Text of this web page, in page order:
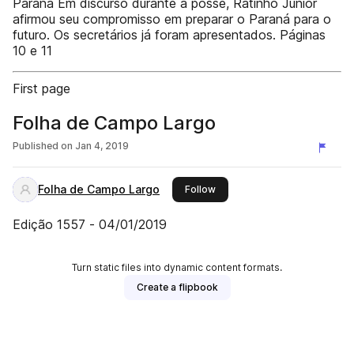
Paraná Em discurso durante a posse, Ratinho Júnior
afirmou seu compromisso em preparar o Paraná para o
futuro. Os secretários já foram apresentados. Páginas
10 e 11
First page
Folha de Campo Largo
Published on Jan 4, 2019
Folha de Campo Largo Followthis publisher
Edição 1557 - 04/01/2019
Turn static files into dynamic content formats.
Create a flipbook